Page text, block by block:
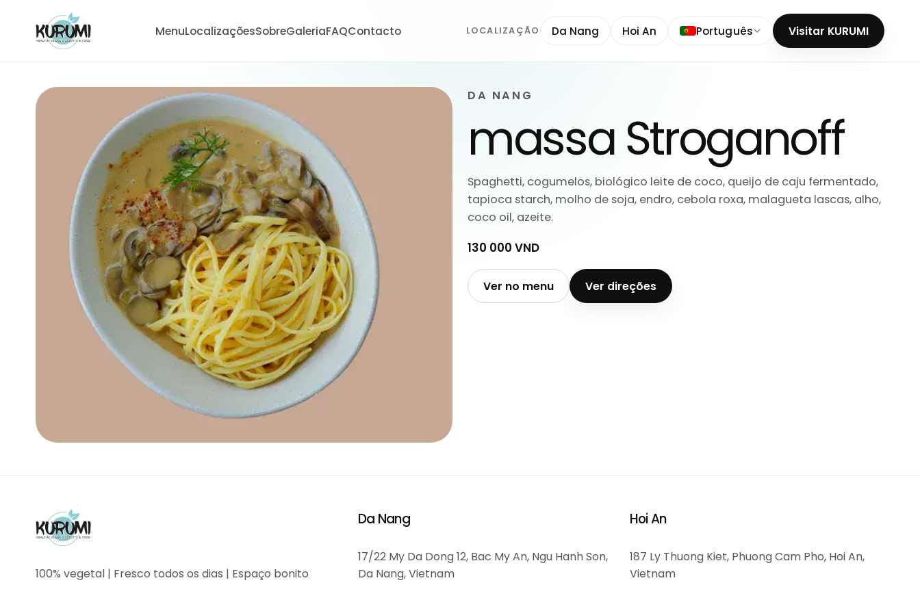
MenuLocalizaçõesSobreGaleriaFAQContacto LOCALIZAÇÃO Da Nang Hoi An Português Visitar KURUMI
DA NANG
massa Stroganoff
Spaghetti, cogumelos, biológico leite de coco, queijo de caju fermentado,
tapioca starch, molho de soja, endro, cebola roxa, malagueta lascas, alho,
coco oil, azeite.
130 000 VND
Ver no menu Ver direções
100% vegetal | Fresco todos os dias | Espaço bonito
Da Nang
17/22 My Da Dong 12, Bac My An, Ngu Hanh Son,
Da Nang, Vietnam
Hoi An
187 Ly Thuong Kiet, Phuong Cam Pho, Hoi An,
Vietnam